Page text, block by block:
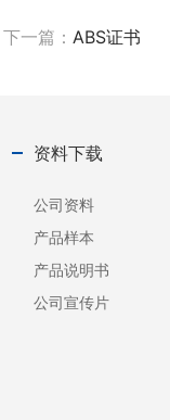
下一篇：ABS证书
资料下载
公司资料
产品样本
产品说明书
公司宣传片